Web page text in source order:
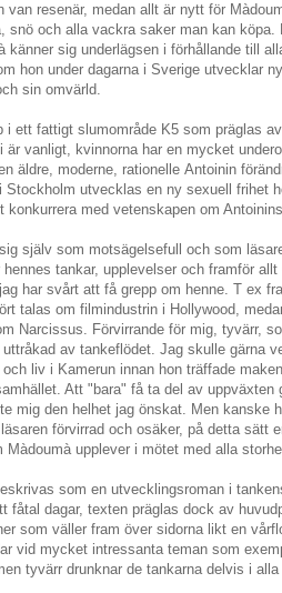
van resenär, medan allt är nytt för
snö och alla vackra saker man kan köpa.
känner sig underlägsen i förhållande till
hon under dagarna i Sverige utvecklar
sin omvärld.
i ett fattigt slumområde K5 som präglas
är vanligt, kvinnorna har en mycket
äldre, moderne, rationelle Antoinin
Stockholm utvecklas en ny sexuell frihet
konkurrera med vetenskapen om
själv som motsägelsefull och som
tankar, upplevelser och framför
har svårt att få grepp om henne. T ex
talas om filmindustrin i Hollywood,
Narcissus. Förvirrande för mig, tyvärr,
av tankeflödet. Jag skulle gärna
liv i Kamerun innan hon träffade
Att "bara" få ta del av uppväxten
mig den helhet jag önskat. Men kanske
förvirrad och osäker, på detta sätt
Màdoumà upplever i mötet med alla
som en utvecklingsroman i
fåtal dagar, texten präglas dock av
som väller fram över sidorna likt en
vid mycket intressanta teman som
tyvärr drunknar de tankarna delvis i